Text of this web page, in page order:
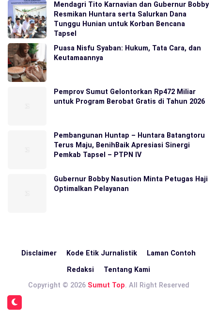
Mendagri Tito Karnavian dan Gubernur Bobby
Resmikan Huntara serta Salurkan Dana
Tunggu Hunian untuk Korban Bencana
Tapsel
Puasa Nisfu Syaban: Hukum, Tata Cara, dan
Keutamaannya
Pemprov Sumut Gelontorkan Rp472 Miliar
untuk Program Berobat Gratis di Tahun 2026
Pembangunan Huntap – Huntara Batangtoru
Terus Maju, BenihBaik Apresiasi Sinergi
Pemkab Tapsel – PTPN IV
Gubernur Bobby Nasution Minta Petugas Haji
Optimalkan Pelayanan
Disclaimer Kode Etik Jurnalistik Laman Contoh
Redaksi
Tentang Kami
Copyright © 2026 Sumut Top. All Right Reserved